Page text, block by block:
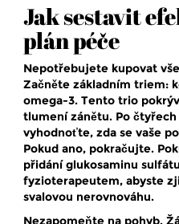
Jak sestavit
plán péče
Nepotřebujete kupovat
Začněte základním triem:
omega-3. Tento trio
tlumení zánětu. Po
vyhodnoťte, zda se vaše
Pokud ano, pokračujte.
přidání glukosaminu
fyzioterapeutem, abyste
svalovou nerovnováhu.
Nezapomeňte na pohyb.